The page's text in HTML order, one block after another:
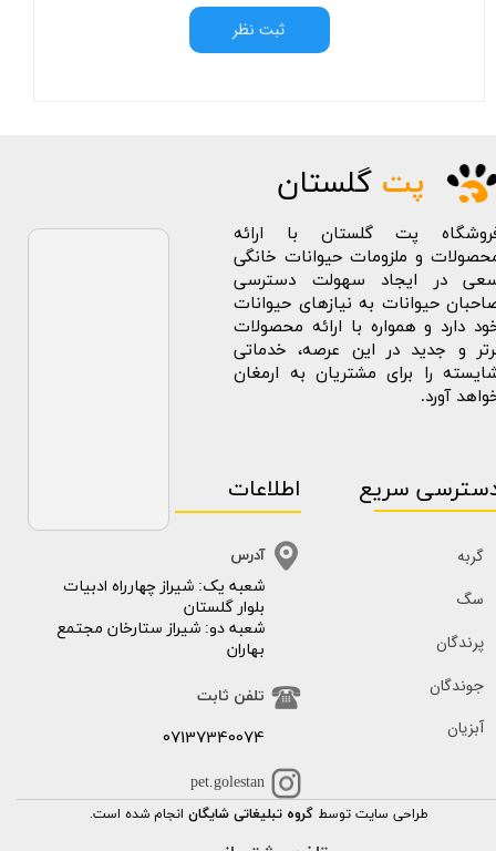
ثبت نظر
پت گلستان
پت گلستان با ارائه
و ملزومات حیوانات خانگی
در ایجاد سهولت دسترسی
حیوانات به نیازهای حیوانات
دارد و همواره با ارائه محصولات
و جدید در این عرصه، خدماتی
را برای مشتریان به ارمغان
آورد.
سریع
گربه
سگ
پرندگان
جوندگان
آبزیان
​​شعبه یک: شیراز چهارراه ادبیات
بلوار گلستان
شعبه دو: شیراز ستارخان مجتمع
بهاران
اطلاعات
آدرس
تلفن ثابت
07137340074
pet.golestan
طراحی سایت توسط گروه تبلیغاتی شایگان انجام شده است.